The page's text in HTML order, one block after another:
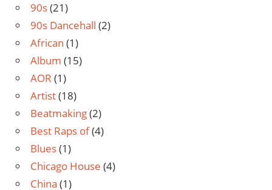
90s(21)
90s Dancehall (2)
African (1)
Album (15)
AOR (1)
Artist(18)
Beatmaking(2)
Best Raps of(4)
Blues(1)
Chicago House (4)
China (1)